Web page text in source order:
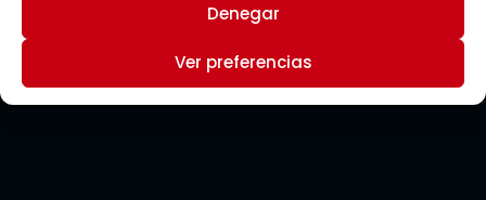
Denegar
Ver preferencias